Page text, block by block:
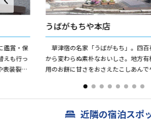
鑑賞・保
えも行っ
表装裂ア
うばがもちや本店
草津宿の名家「うばがもち」。四百
から変わらぬ素朴なおいしさ。地方
用のお餅に甘さをおさえたこしあんで
ざし。今も、うばがもちに...
近隣の宿泊スポ